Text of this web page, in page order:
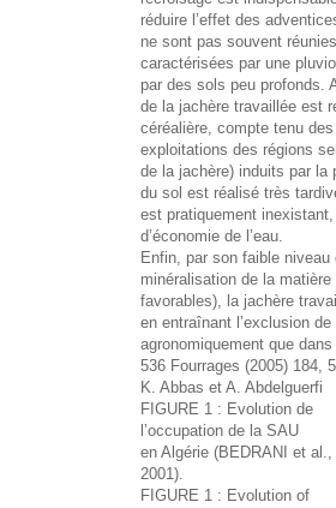
réduire l’effet des
ne sont pas souvent
caractérisées par une
par des sols peu profonds.
de la jachère travaillée est
céréalière, compte tenu
exploitations des régions
de la jachère) induits par la
du sol est réalisé très
est pratiquement
d’économie de l’eau.
Enfin, par son faible
minéralisation de la
favorables), la jachère
en entraînant l’exclusion
agronomiquement que
536 Fourrages (2005) 184,
K. Abbas et A. Abdelguerfi
FIGURE 1 : Evolution de
l’occupation de la SAU
en Algérie (BEDRANI et al.,
2001).
FIGURE 1 : Evolution of